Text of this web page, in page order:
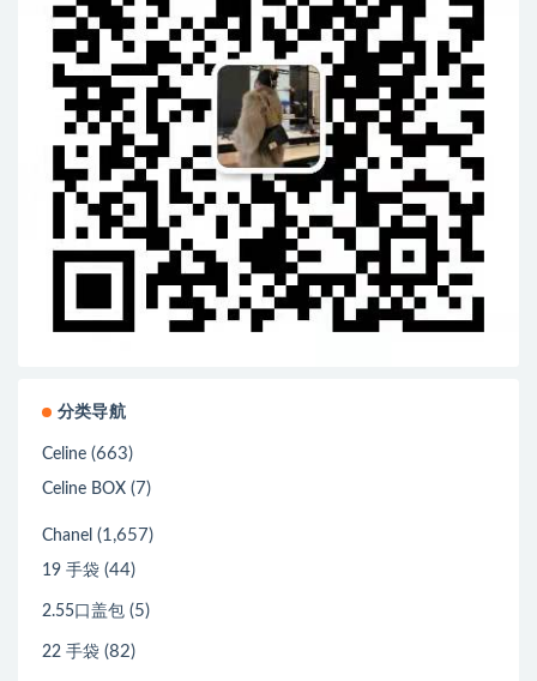
分类导航
Celine (663)
Celine BOX (7)
Chanel (1,657)
19 手袋 (44)
2.55口盖包 (5)
22 手袋 (82)